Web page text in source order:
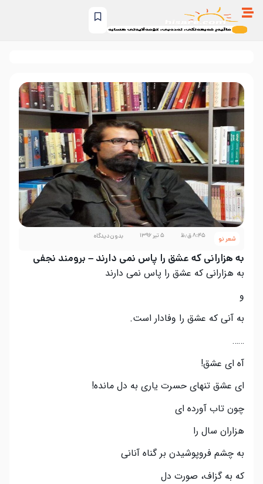
شعر نو ۸:۴۵ ق٫ظ ۵ تیر ۱۳۹۶ بدون دیدگاه
به هزارانی که عشق را پاس نمی دارند – برومند نجفی
به هزارانی که عشق را پاس نمی دارند
و
به آنی که عشق را وفادار است.
……
آه ای عشق!
ای عشق تنهای حسرت یاری به دل مانده!
چون تاب آورده ای
هزاران سال را
به چشم فروپوشیدن بر گناه آنانی
که به گزاف، صورت دل